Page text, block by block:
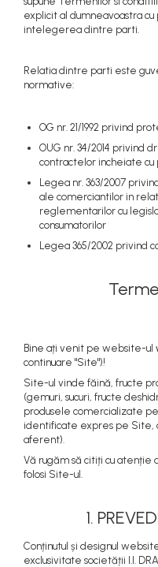
explicit al dumneavoastra
intelegerea dintre parti.
Relatia dintre parti este
normative:
OG nr. 21/1992 privind
OUG nr. 34/2014 privind
contractelor incheiate cu
Legea nr. 363/2007
ale comerciantilor in
reglementarilor cu
consumatorilor
Legea 365/2002 privind
Bine ați venit pe website-ul
continuare "Site")!
Site-ul vinde făină, fructe
(gemuri, sucuri, fructe
produsele comercializate
identificate expres pe Site,
aferent).
Vă rugăm să citiți cu atenție
folosi Site-ul.
1.
Conținutul și designul
exclusivitate societății I.I.